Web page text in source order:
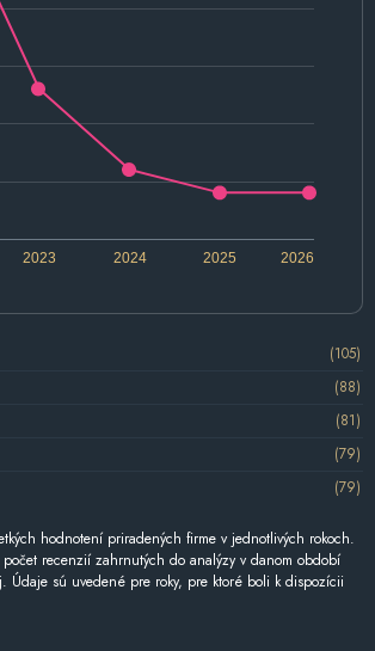
2024 2026
2023 2025
(105)
(88)
(81)
(79)
(79)
hodnotení priradených firme v jednotlivých rokoch.
počet recenzií zahrnutých do analýzy v danom období
Údaje sú uvedené pre roky, pre ktoré boli k dispozícii